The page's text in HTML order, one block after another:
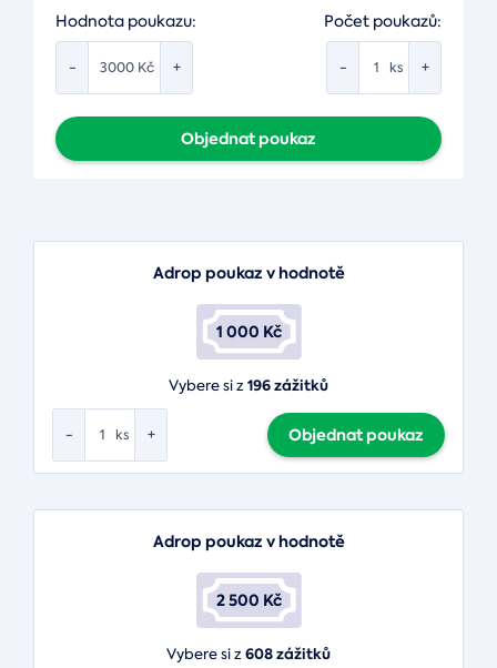
Hodnota poukazu:
- +
Kč
Počet poukazů:
- +
ks
Objednat poukaz
Adrop poukaz v hodnotě
1 000 Kč
Vybere si z196 zážitků
- +
ks Objednat poukaz
Adrop poukaz v hodnotě
2 500 Kč
Vybere si z608 zážitků